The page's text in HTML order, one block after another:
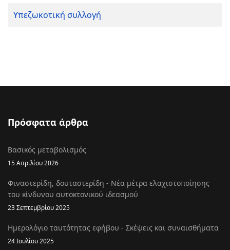
Υπεζωκοτική συλλογή
Πρόσφατα άρθρα
Βασικός μεταβολισμός
15 Απριλίου 2026
Φιναστερίδη, δουταστερίδη - Νέα μέτρα ελαχιστοποίησης
του κίνδυνου αυτοκτονικού ιδεασμού
23 Σεπτεμβρίου 2025
Ημερολόγιο ταυτότητας εφήβου - Σκέψεις και συναισθήματα
24 Ιουλίου 2025